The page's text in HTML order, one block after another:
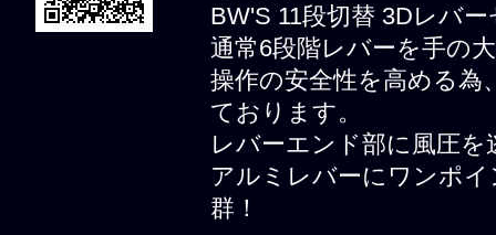
BW'S 11段切替 3Dレバ
通常6段階レバーを手の
操作の安全性を高める為
ております。
レバーエンド部に風圧
アルミレバーにワンポ
群！